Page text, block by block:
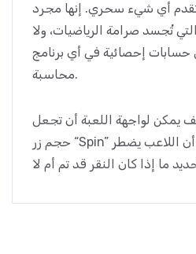
تقدم أي شيء سحري. إنها مجرد
تُجسد صرامة الرياضيات، ولا
إحصائية في أي برنامج
محاسبة.
يمكن لواجهة اللعبة أن تجعل
حجم زر “Spin” يساوي 12 بكسل، لدرجة أن اللاعب يضطر